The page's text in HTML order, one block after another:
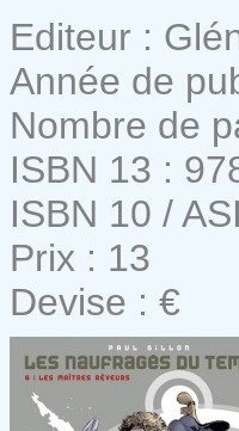
Editeur :
Année de
Nombre de
ISBN 13 :
ISBN 10 /
Prix : 13
Devise : €